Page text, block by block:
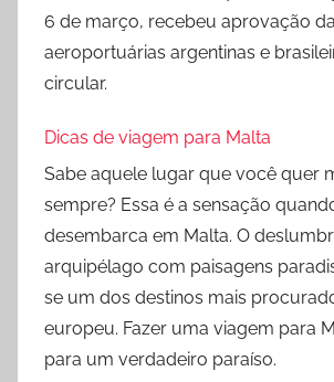
6 de março, recebeu aprovação
aeroportuárias argentinas e
circular.
Dicas de viagem para Malta
Sabe aquele lugar que você quer
sempre? Essa é a sensação
desembarca em Malta. O
arquipélago com paisagens
se um dos destinos mais
europeu. Fazer uma viagem para
para um verdadeiro paraíso.